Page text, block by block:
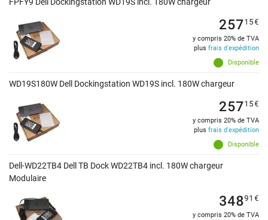
Disponible
25715€
y compris 20% de TVA
plus frais d'expédition
WD19S180W Dell Dockingstation WD19S incl. 180W chargeur
Disponible
25715€
y compris 20% de TVA
plus frais d'expédition
Dell-WD22TB4 Dell TB Dock WD22TB4 incl. 180W chargeur
Modulaire
34891 €
y compris 20% de TVA